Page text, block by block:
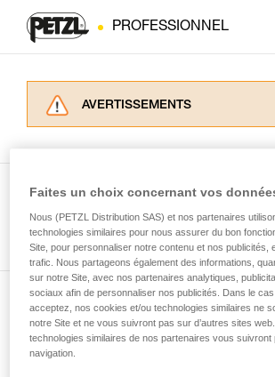
PROFESSIONNEL
AVERTISSEMENTS
informations de la notice
d’informations.
Maîtriser ces techniques
formation et un entraînement
avec un professionnel votre
la manipulation, seul, en toute
de la reproduire en autonomie.
Nous donnons des exemples de
Voir tous les conseils
Abonnez-vous à la
et restez connecté à notre actualité
Faites un choix concernant vos
Nous (PETZL Distribution SAS) et nos partenaires
technologies similaires pour nous assurer du bon
Site, pour personnaliser notre contenu et nos publicités,
trafic. Nous partageons également des informations,
sur notre Site, avec nos partenaires analytiques,
sociaux afin de personnaliser nos publicités. Dans le
acceptez, nos cookies et/ou technologies similaires ne
notre Site et ne vous suivront pas sur d’autres sites
technologies similaires de nos partenaires vous suivront
navigation.